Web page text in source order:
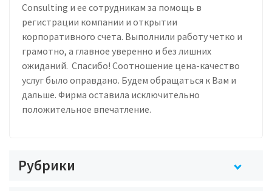
Consulting и ее сотрудникам за помощь в
регистрации компании и открытии
корпоративного счета. Выполнили работу четко и
грамотно, а главное уверенно и без лишних
ожиданий. Спасибо! Соотношение цена-качество
услуг было оправдано. Будем обращаться к Вам и
дальше. Фирма оставила исключительно
положительное впечатление.
Рубрики